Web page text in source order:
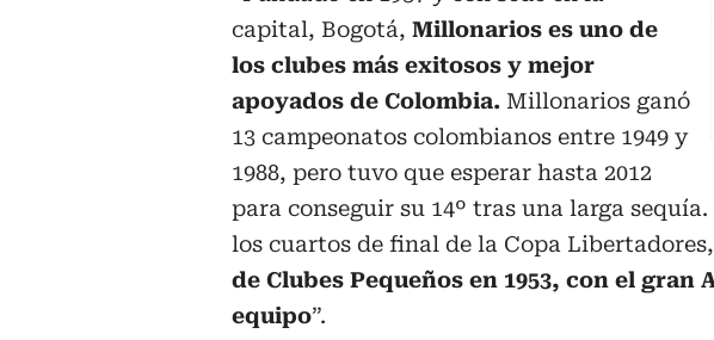
capital, Bogotá, Millonarios es uno de
los clubes más exitosos y mejor
apoyados de Colombia. Millonarios ganó
13 campeonatos colombianos entre 1949 y
1988, pero tuvo que esperar hasta 2012
para conseguir su 14º tras una larga
los cuartos de final de la Copa
de Clubes Pequeños en 1953, con el gran
equipo”.